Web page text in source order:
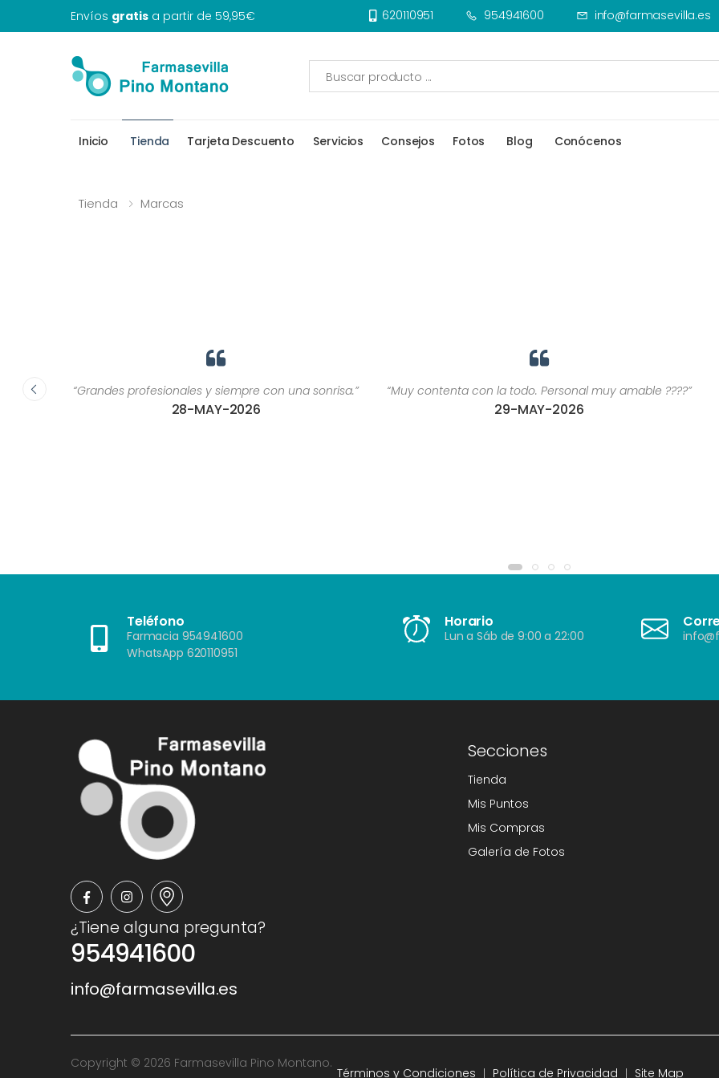
Envíos gratis a partir de 59,95€ 620110951 954941600 info@farmasevilla.es
Inicio Tienda Tarjeta Descuento Servicios Consejos Fotos Blog Conócenos
Tienda Marcas
son
“Grandes profesionales y siempre con una sonrisa.”
28-MAY-2026
“Muy contenta con la todo. Personal muy amable ????”
29-MAY-2026
Teléfono
Farmacia 954941600
WhatsApp 620110951
Horario
Lun a Sáb de 9:00 a 22:00
¿Tiene alguna pregunta?
954941600
info@farmasevilla.es
Secciones
Tienda
Mis Puntos
Mis Compras
Galería de Fotos
Copyright © 2026 Farmasevilla Pino Montano.
Términos y Condiciones Política de Privacidad Site Map